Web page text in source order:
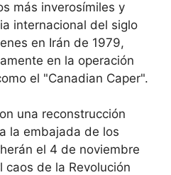
más inverosímiles y
internacional del siglo
en Irán de 1979,
en la operación
el "Canadian Caper".
una reconstrucción
la embajada de los
el 4 de noviembre
caos de la Revolución